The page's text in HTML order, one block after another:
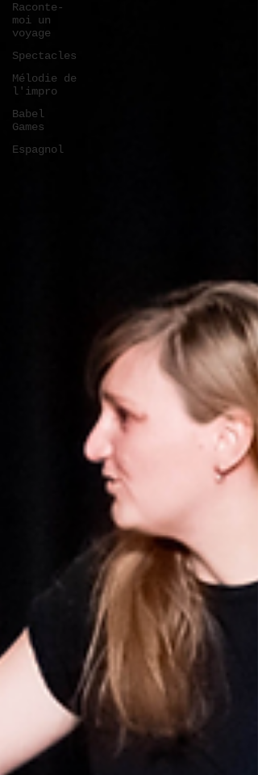
Raconte-
moi un
voyage
Spectacles
Mélodie de
l'impro
Babel
Games
Espagnol